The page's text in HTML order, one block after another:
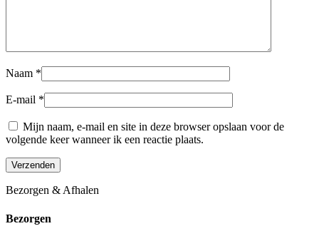
Naam *
E-mail *
Mijn naam, e-mail en site in deze browser opslaan voor de
volgende keer wanneer ik een reactie plaats.
Bezorgen & Afhalen
Bezorgen